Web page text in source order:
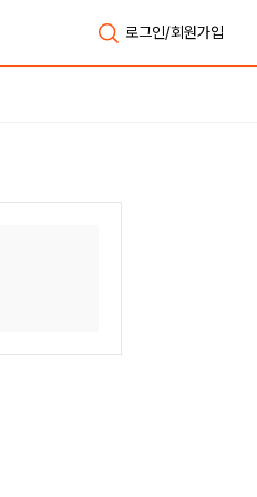
로그인/회원가입